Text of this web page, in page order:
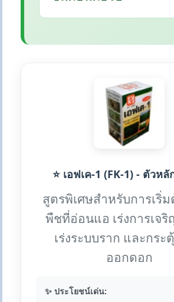
⭐ เอฟเค-1 (FK-1) - ตัวห
สูตรพิเศษสำหรับการเริ่
พืชที่อ่อนแอ เร่งการเจริ
เร่งระบบราก และกระ
ออกดอก
✨ ประโยชน์เด่น: